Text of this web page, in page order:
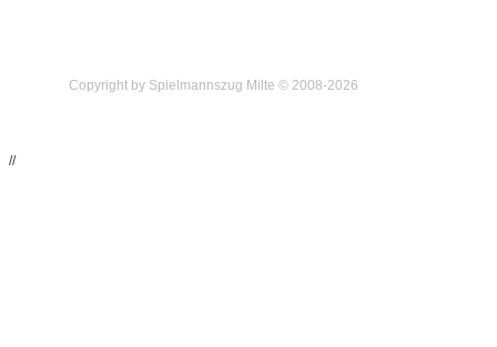
Copyright by Spielmannszug Milte © 2008-2026
//